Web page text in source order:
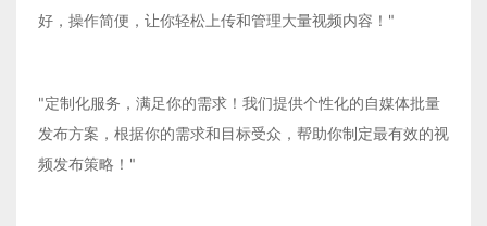
好，操作简便，让你轻松上传和管理大量视频内容！"
"定制化服务，满足你的需求！我们提供个性化的自媒体批量
发布方案，根据你的需求和目标受众，帮助你制定最有效的视
频发布策略！"